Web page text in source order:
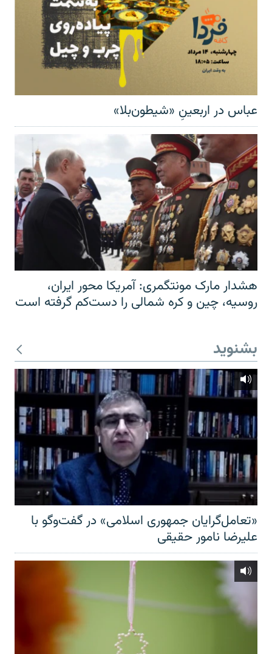
عباس در اربعینِ «شیطون‌بلا»
هشدار مارک مونتگمری: آمریکا محور ایران،
روسیه، چین و کره شمالی را دست‌کم گرفته است
بشنوید
«تعامل‌گرایان جمهوری اسلامی» در گفت‌وگو با
علیرضا نامور حقیقی